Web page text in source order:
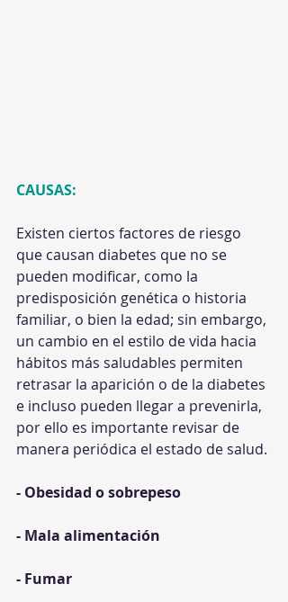
CAUSAS:
Existen ciertos factores de riesgo
que causan diabetes que no se
pueden modificar, como la
predisposición genética o historia
familiar, o bien la edad; sin embargo,
un cambio en el estilo de vida hacia
hábitos más saludables permiten
retrasar la aparición o de la diabetes
e incluso pueden llegar a prevenirla,
por ello es importante revisar de
manera periódica el estado de salud.
- Obesidad o sobrepeso
- Mala alimentación
- Fumar